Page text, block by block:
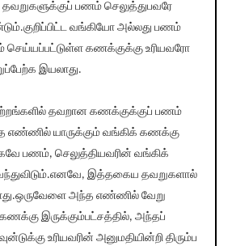
பணம் செலுத்துபவரே
வங்கியோ அல்லது பணம்
செய்யப்பட்டுள்ள கணக்குக்கு உரியவரோ
இயலாது.
தவறான கணக்குக்குப் பணம்
எண்ணில் யாருக்கும் வங்கிக் கணக்கு
பணம், செலுத்தியவரின் வங்கிக்
இத்தகைய தவறுகளால்
அந்த எண்ணில் வேறு
இருக்கும்பட்சத்தில், அந்தப்
உரியவரின் அனுமதியின்றி திரும்ப